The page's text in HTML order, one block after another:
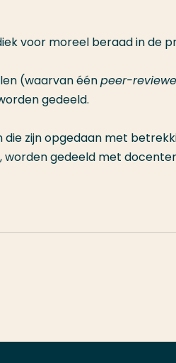
voor moreel beraad in de
(waarvan éénpeer-
gedeeld.
die zijn opgedaan met
gedeeld met